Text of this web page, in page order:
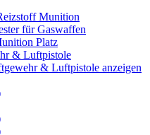
Munition
für Gaswaffen
Platz
& Luftpistole
& Luftpistole anzeigen